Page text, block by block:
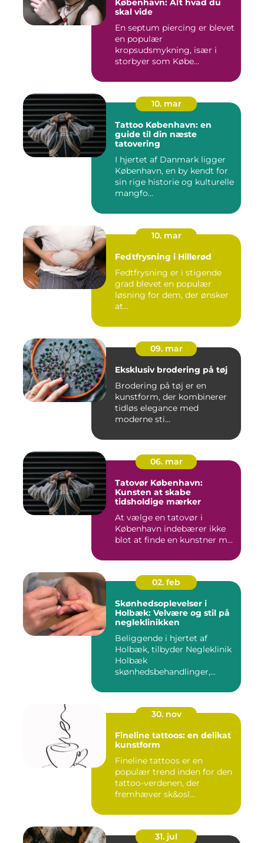
København: Alt hvad du
skal vide
En septum piercing er blevet
en populær
kropsudsmykning, især i
storbyer som Købe...
10. mar
Tattoo København: en
guide til din næste
tatovering
I hjertet af Danmark ligger
København, en by kendt for
sin rige historie og kulturelle
mangfo...
10. mar
Fedtfrysning i Hillerød
Fedtfrysning er i stigende
grad blevet en populær
løsning for dem, der ønsker
at...
09. mar
Eksklusiv brodering på tøj
Brodering på tøj er en
kunstform, der kombinerer
tidløs elegance med
moderne sti...
06. mar
Tatovør København:
Kunsten at skabe
tidsholdige mærker
At vælge en tatovør i
København indebærer ikke
blot at finde en kunstner m...
02. feb
Skønhedsoplevelser i
Holbæk: Velvære og stil på
negleklinikken
Beliggende i hjertet af
Holbæk, tilbyder Negleklinik
Holbæk
skønhedsbehandlinger,...
30. nov
Fineline tattoos: en delikat
kunstform
Fineline tattoos er en
populær trend inden for den
tattoo-verdenen, der
fremhæver sk&osl...
31. jul